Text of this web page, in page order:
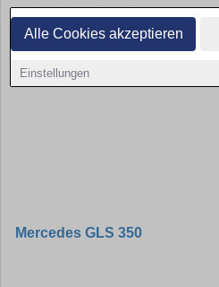
Alle Cookies akzeptieren
Einstellungen
Mercedes GLS 350